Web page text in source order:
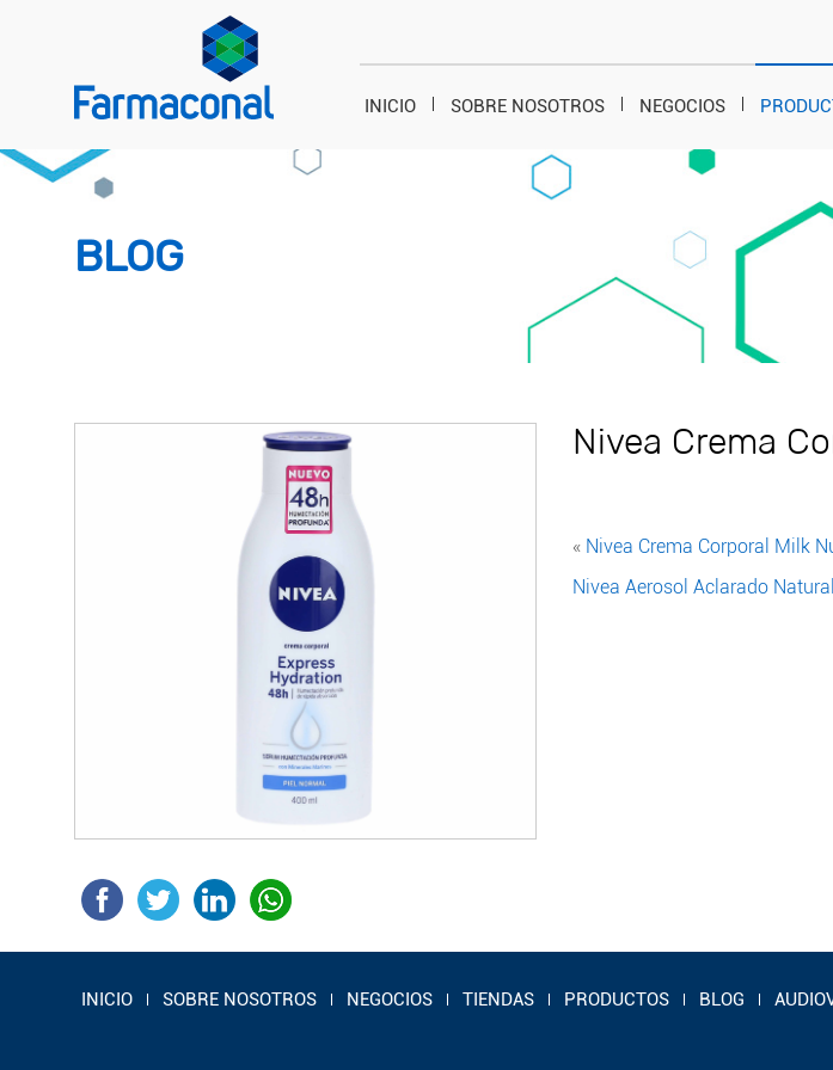
INICIO SOBRE NOSOTROS NEGOCIOS
BLOG
Nivea Crema
« Nivea Crema Corporal Milk
Nivea Aerosol Aclarado
INICIO SOBRE NOSOTROS NEGOCIOS TIENDAS PRODUCTOS BLOG